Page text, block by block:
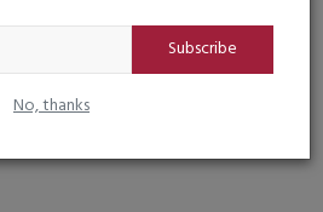
Subscribe
No, thanks